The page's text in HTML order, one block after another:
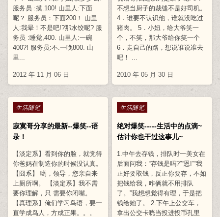
服务员 :摸.100! 山里人:下面
呢？ 服务员：下面200！ 山里
人:我晕！不是吧!?那水饺呢? 服
务员 :睡觉,400. 山里人:一碗
400?! 服务员:不.一晚800. 山
里...
2012 年 11 月 06 日
不想当厨子的裁缝不是好司机。
4．谁要不认识他，谁就没吃过
猪肉。 5．小妞，给大爷笑一
个，不笑，那大爷给你笑一个
6．走自己的路，想说谁说谁去
吧！ ...
2010 年 05 月 30 日
Posted in
生活随笔
寂寞哥分享的最新--爆笑--语
录！
【淡定系】看到你的脸，就觉得
你爸妈在制造你的时候没认真。
【囧系】 哟，领导，您亲自来
上厕所啊。 【淡定系】我不需
要你理解，只 需要你闭嘴。
【真理系】俺们学习鸟语，要一
直学成鸟人，方成正果。。。
Posted in
生活随笔
绝对爆笑-----生活中的点滴~
估计你也干过这事儿~
1.中午去存钱，排队时一美女在
后面问我：“存钱是吗?”“恩!”“我
正好要取钱，反正你要存，不如
把钱给我，咋俩就不用排队
了。”我想想觉得有理，于是把
钱给她了。 2.下午上公交车，
拿出公交卡咣当投进投币孔里